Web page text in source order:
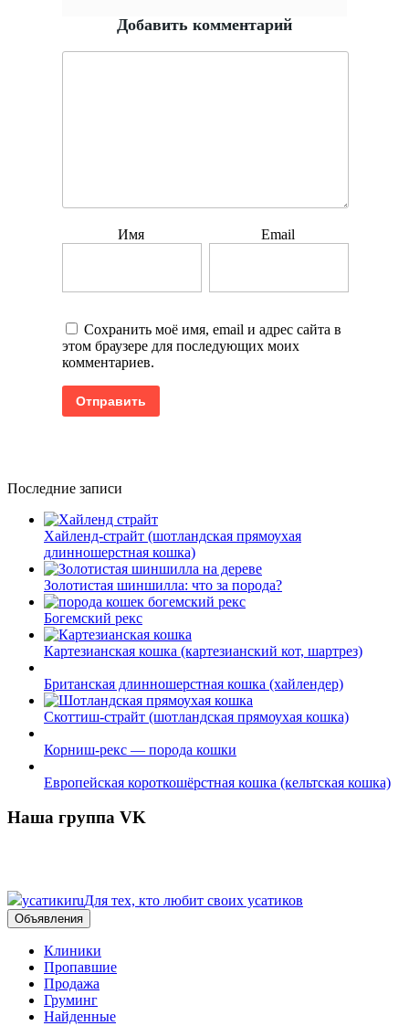
Добавить комментарий
Имя Email
Сохранить моё имя, email и адрес сайта в
этом браузере для последующих моих
комментариев.
Последние записи
Хайленд-страйт (шотландская прямоухая
длинношерстная кошка)
Золотистая шиншилла: что за порода?
Богемский рекс
Картезианская кошка (картезианский кот, шартрез)
Британская длинношерстная кошка (хайлендер)
Скоттиш-страйт (шотландская прямоухая кошка)
Корниш-рекс — порода кошки
Европейская короткошёрстная кошка (кельтская кошка)
Наша группа VK
усатикиruДля тех, кто любит своих усатиков
Объявления
Клиники
Пропавшие
Продажа
Груминг
Найденные